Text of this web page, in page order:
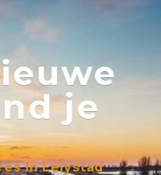
je
in Lelystad